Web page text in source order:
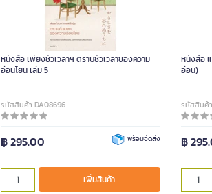
หนังสือ เพียงชั่วเวลาฯ ตราบชั่วเวลาของความ
อ่อนโยน เล่ม 5
รหัสสินค้า DA08696
฿ 295.00 พร้อมจัดส่ง
เพิ่มสินค้า
หนังสือ
อ่อน)
รหัสสินค้
฿